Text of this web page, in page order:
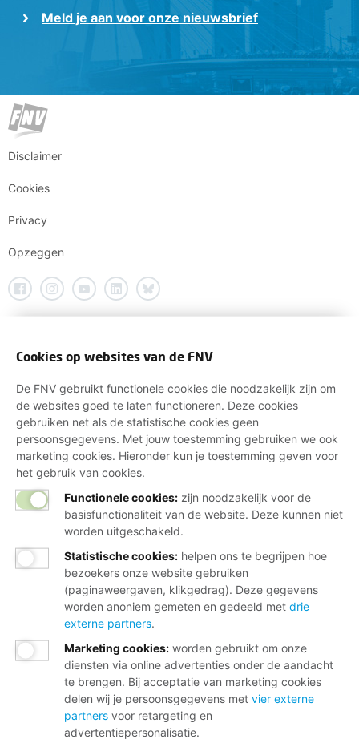
Meld je aan voor onze nieuwsbrief
Disclaimer
Cookies
Privacy
Opzeggen
Cookies op websites van de FNV
De FNV gebruikt functionele cookies die noodzakelijk zijn om
de websites goed te laten functioneren. Deze cookies
gebruiken net als de statistische cookies geen
persoonsgegevens. Met jouw toestemming gebruiken we ook
marketing cookies. Hieronder kun je toestemming geven voor
het gebruik van cookies.
Functionele cookies: zijn noodzakelijk voor de
basisfunctionaliteit van de website. Deze kunnen niet
worden uitgeschakeld.
Statistische cookies: helpen ons te begrijpen hoe
bezoekers onze website gebruiken
(paginaweergaven, klikgedrag). Deze gegevens
worden anoniem gemeten en gedeeld met drie
externe partners.
Marketing cookies: worden gebruikt om onze
diensten via online advertenties onder de aandacht
te brengen. Bij acceptatie van marketing cookies
delen wij je persoonsgegevens met vier externe
partners voor retargeting en
advertentiepersonalisatie.